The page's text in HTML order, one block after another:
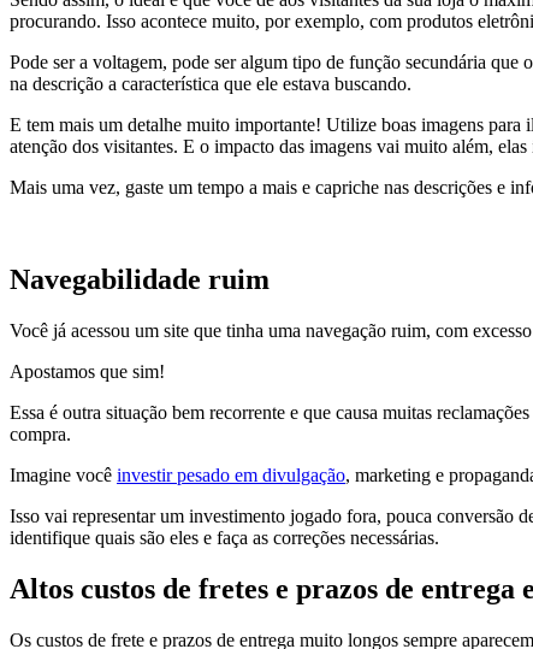
procurando. Isso acontece muito, por exemplo, com produtos
Pode ser a voltagem, pode ser algum tipo de função secundária
na descrição a característica que ele estava buscando.
E tem mais um detalhe muito importante! Utilize boas imagens para
atenção dos visitantes. E o impacto das imagens vai muito além,
Mais uma vez, gaste um tempo a mais e capriche nas descrições e
Navegabilidade ruim
Você já acessou um site que tinha uma navegação ruim, com
Apostamos que sim!
Essa é outra situação bem recorrente e que causa muitas
compra.
Imagine você investir pesado em divulgação, marketing e
Isso vai representar um investimento jogado fora, pouca conversão
identifique quais são eles e faça as correções necessárias.
Altos custos de fretes e prazos de entrega
Os custos de frete e prazos de entrega muito longos sempre